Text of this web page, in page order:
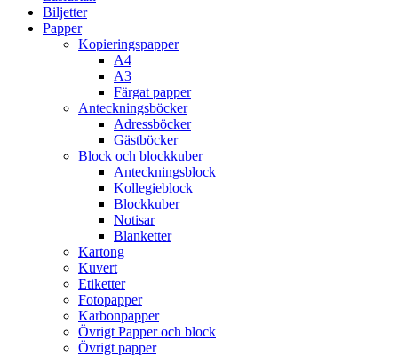
Biljetter
Papper
Kopieringspapper
A4
A3
Färgat papper
Anteckningsböcker
Adressböcker
Gästböcker
Block och blockkuber
Anteckningsblock
Kollegieblock
Blockkuber
Notisar
Blanketter
Kartong
Kuvert
Etiketter
Fotopapper
Karbonpapper
Övrigt Papper och block
Övrigt papper